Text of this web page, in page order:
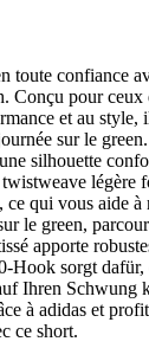
toute confiance
Conçu pour ceux
et au style,
sur le
silhouette
légère
qui vous aide
le green,
apporte
Hook sorgt dafür,
Ihren Schwung
à adidas et
ce short.